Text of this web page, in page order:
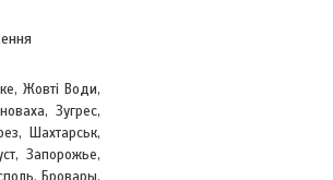
Жовті Води,
Зугрес,
Шахтарськ,
Запорожье,